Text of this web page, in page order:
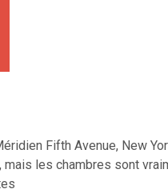
Fifth Avenue, New
mais les chambres sont